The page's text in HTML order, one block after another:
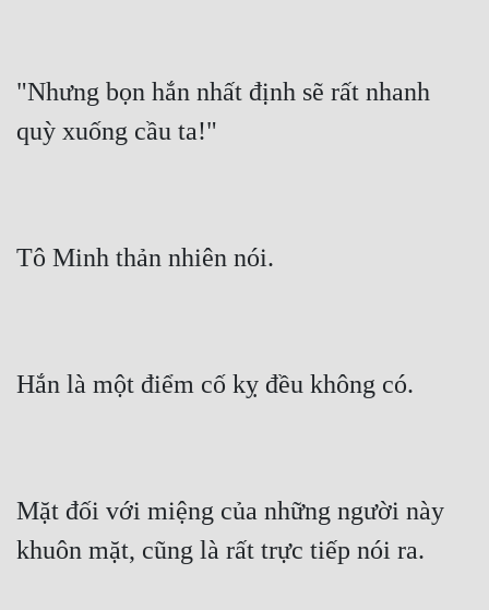
"Nhưng bọn hắn nhất định sẽ rất nhanh
quỳ xuống cầu ta!"
Tô Minh thản nhiên nói.
Hắn là một điểm cố kỵ đều không có.
Mặt đối với miệng của những người này
khuôn mặt, cũng là rất trực tiếp nói ra.